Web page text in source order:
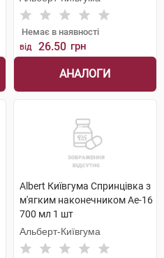
Немає в наявності
від 26.50 грн
АНАЛОГИ
Albert Київгума Спринцівка з
м'ягким наконечником Ае-16
700 мл 1 шт
Альберт-Київгума